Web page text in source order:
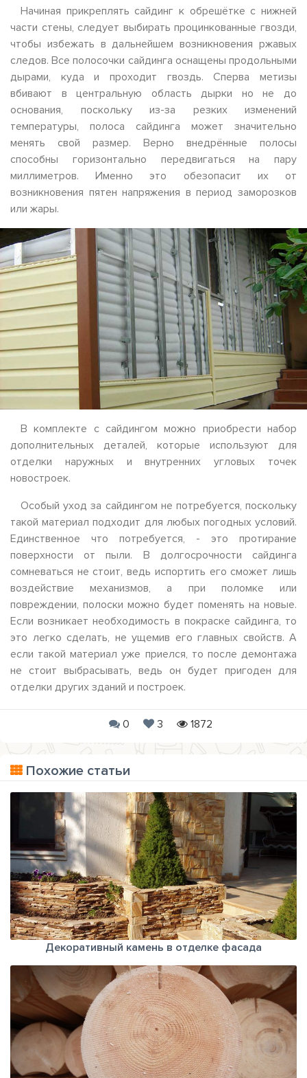
Начиная прикреплять сайдинг к обрешётке с нижней
части стены, следует выбирать процинкованные гвозди,
чтобы избежать в дальнейшем возникновения ржавых
следов. Все полосочки сайдинга оснащены продольными
дырами, куда и проходит гвоздь. Сперва метизы
вбивают в центральную область дырки но не до
основания, поскольку из-за резких изменений
температуры, полоса сайдинга может значительно
менять свой размер. Верно внедрённые полосы
способны горизонтально передвигаться на пару
миллиметров. Именно это обезопасит их от
возникновения пятен напряжения в период заморозков
или жары.
В комплекте с сайдингом можно приобрести набор
дополнительных деталей, которые используют для
отделки наружных и внутренних угловых точек
новостроек.
Особый уход за сайдингом не потребуется, поскольку
такой материал подходит для любых погодных условий.
Единственное что потребуется, - это протирание
поверхности от пыли. В долгосрочности сайдинга
сомневаться не стоит, ведь испортить его сможет лишь
воздействие механизмов, а при поломке или
повреждении, полоски можно будет поменять на новые.
Если возникает необходимость в покраске сайдинга, то
это легко сделать, не ущемив его главных свойств. А
если такой материал уже приелся, то после демонтажа
не стоит выбрасывать, ведь он будет пригоден для
отделки других зданий и построек.
0 3 1872
Похожие статьи
Декоративный камень в отделке фасада